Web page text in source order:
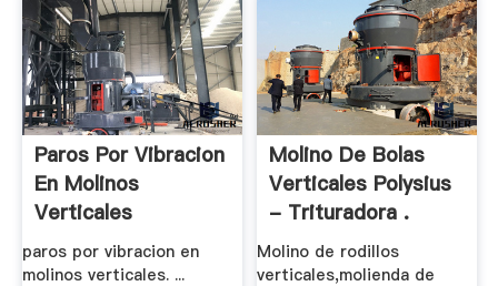
Paros Por Vibracion
En Molinos
Verticales
paros por vibracion en
molinos verticales. ...
Molino De Bolas
Verticales Polysius
- Trituradora .
Molino de rodillos
verticales,molienda de